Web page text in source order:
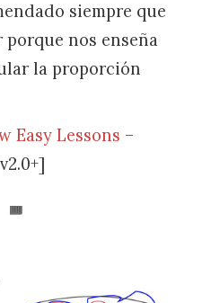
siempre que
nos enseña
la proporción
Easy Lessons –